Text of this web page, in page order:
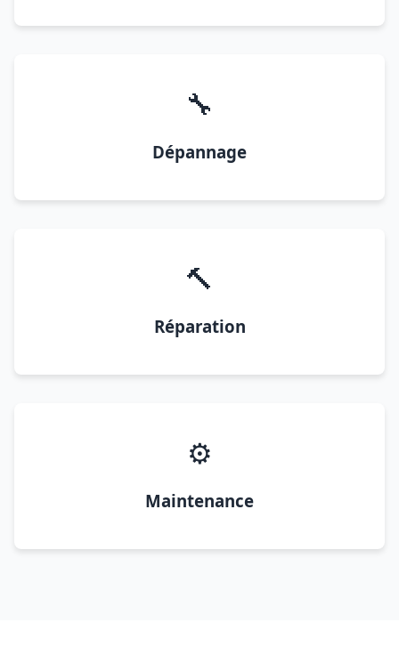
🔧
Dépannage
🔨
Réparation
⚙️
Maintenance